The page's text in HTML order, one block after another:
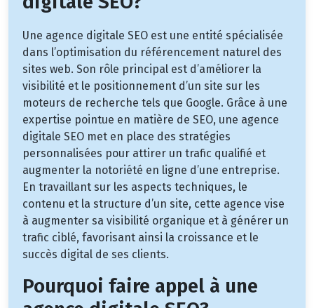
Une agence digitale SEO est une entité spécialisée
dans l’optimisation du référencement naturel des
sites web. Son rôle principal est d’améliorer la
visibilité et le positionnement d’un site sur les
moteurs de recherche tels que Google. Grâce à une
expertise pointue en matière de SEO, une agence
digitale SEO met en place des stratégies
personnalisées pour attirer un trafic qualifié et
augmenter la notoriété en ligne d’une entreprise.
En travaillant sur les aspects techniques, le
contenu et la structure d’un site, cette agence vise
à augmenter sa visibilité organique et à générer un
trafic ciblé, favorisant ainsi la croissance et le
succès digital de ses clients.
Pourquoi faire appel à une